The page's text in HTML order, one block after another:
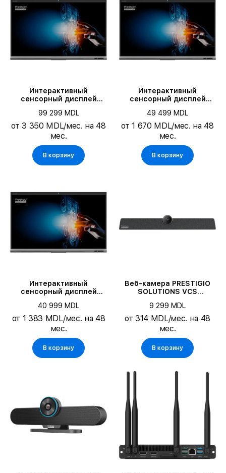
Количество ядер процессора
Оперативная память
Тип решений для видеоконференций
Тип продукта
Интерактивный
сенсорный дисплей
Чёрный
99 299 MDL
от 3 350 MDL/мес. на 48
мес.
В корзину
Интерактивный
сенсорный дисплей
Чёрный
49 499 MDL
от 1 670 MDL/мес. на 48
мес.
В корзину
Интерактивный
сенсорный дисплей
Чёрный
40 999 MDL
от 1 383 MDL/мес. на 48
мес.
В корзину
Веб-камера PRESTIGIO
SOLUTIONS VCS
9 299 MDL
от 314 MDL/мес. на 48
мес.
В корзину